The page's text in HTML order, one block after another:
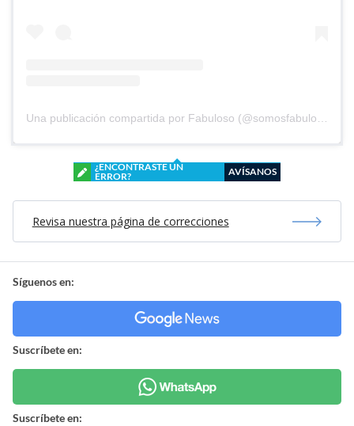
Una publicación compartida por Fabuloso (@somosfabuloso)
¿ENCONTRASTE UN
ERROR?
AVÍSANOS
Revisa nuestra página de correcciones
Síguenos en:
Suscríbete en:
Suscríbete en: